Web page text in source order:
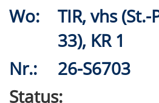
Wo:
TIR, vhs
33), KR 1
Nr.:
26-S6703
Status: